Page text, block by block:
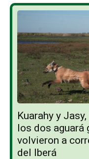
Kuarahy y
los dos aguará
volvieron a
del Iberá